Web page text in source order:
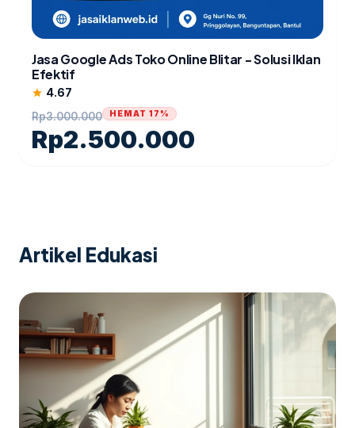
Jasa Google Ads Toko Online Blitar - Solusi Iklan
Efektif
star 4.67
Rp3.000.000
Rp2.500.000
HEMAT 17%
Artikel Edukasi